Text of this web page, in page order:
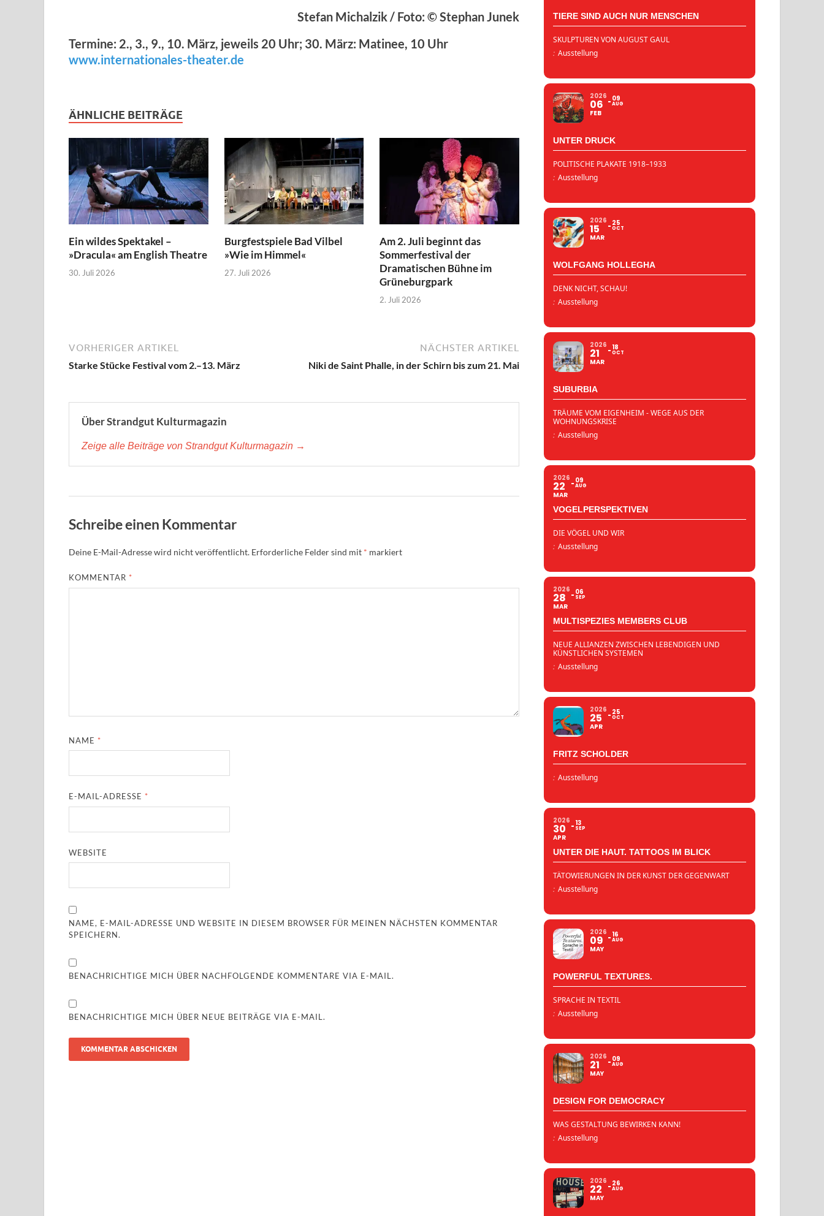
Stefan Michalzik / Foto: © Stephan Junek
Termine: 2., 3., 9., 10. März, jeweils 20 Uhr; 30. März: Matinee, 10 Uhr
www.internationales-theater.de
ÄHNLICHE BEITRÄGE
Ein wildes Spektakel –
»Dracula« am English Theatre
30. Juli 2026
Burgfestspiele Bad Vilbel
»Wie im Himmel«
27. Juli 2026
Am 2. Juli beginnt das
Sommerfestival der
Dramatischen Bühne im
Grüneburgpark
2. Juli 2026
VORHERIGER ARTIKEL
Starke Stücke Festival vom 2.–13. März
NÄCHSTER ARTIKEL
Niki de Saint Phalle, in der Schirn bis zum 21. Mai
Über Strandgut Kulturmagazin
Zeige alle Beiträge von Strandgut Kulturmagazin →
Schreibe einen Kommentar
Deine E-Mail-Adresse wird nicht veröffentlicht. Erforderliche Felder sind mit * markiert
KOMMENTAR *
NAME *
E-MAIL-ADRESSE *
WEBSITE
NAME, E-MAIL-ADRESSE UND WEBSITE IN DIESEM BROWSER FÜR MEINEN NÄCHSTEN KOMMENTAR
SPEICHERN.
BENACHRICHTIGE MICH ÜBER NACHFOLGENDE KOMMENTARE VIA E-MAIL.
BENACHRICHTIGE MICH ÜBER NEUE BEITRÄGE VIA E-MAIL.
TIERE SIND AUCH NUR MENSCHEN
SKULPTUREN VON AUGUST GAUL
: Ausstellung
2026
06
FEB
09
AUG
UNTER DRUCK
POLITISCHE PLAKATE 1918–1933
: Ausstellung
2026
15
MAR
25
OCT
WOLFGANG HOLLEGHA
DENK NICHT, SCHAU!
: Ausstellung
2026
21
MAR
18
OCT
SUBURBIA
TRÄUME VOM EIGENHEIM - WEGE AUS DER
WOHNUNGSKRISE
: Ausstellung
2026
22
MAR
09
AUG
VOGELPERSPEKTIVEN
DIE VÖGEL UND WIR
: Ausstellung
2026
28
MAR
06
SEP
MULTISPEZIES MEMBERS CLUB
NEUE ALLIANZEN ZWISCHEN LEBENDIGEN UND
KÜNSTLICHEN SYSTEMEN
: Ausstellung
2026
25
APR
25
OCT
FRITZ SCHOLDER
: Ausstellung
2026
30
APR
13
SEP
UNTER DIE HAUT. TATTOOS IM BLICK
TÄTOWIERUNGEN IN DER KUNST DER GEGENWART
: Ausstellung
2026
09
MAY
16
AUG
POWERFUL TEXTURES.
SPRACHE IN TEXTIL
: Ausstellung
2026
21
MAY
09
AUG
DESIGN FOR DEMOCRACY
WAS GESTALTUNG BEWIRKEN KANN!
: Ausstellung
2026
22
MAY
26
AUG